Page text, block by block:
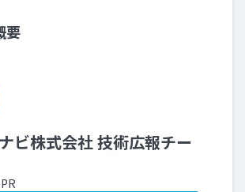
要
ビ株式会社 技術広報チー